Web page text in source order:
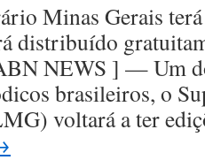
Minas Gerais
distribuído
NEWS ] — Um
brasileiros, o
voltará a ter